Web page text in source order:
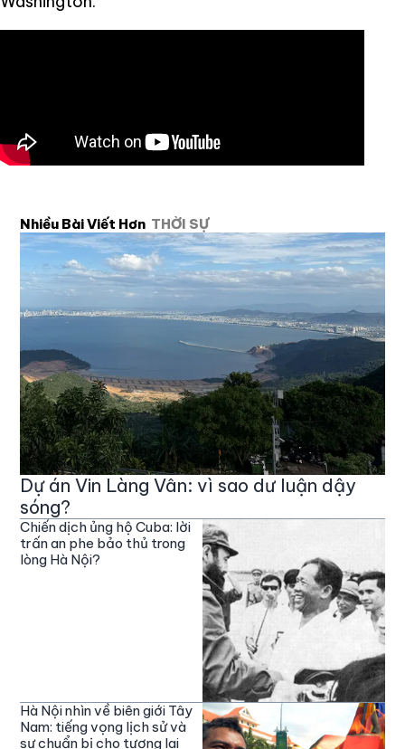
Nhiều Bài Viết Hơn THỜI SỰ
Dự án Vin Làng Vân: vì sao dư luận dậy
sóng?
Chiến dịch ủng hộ Cuba: lời
trấn an phe bảo thủ trong
lòng Hà Nội?
Hà Nội nhìn về biên giới Tây
Nam: tiếng vọng lịch sử và
sự chuẩn bị cho tương lai